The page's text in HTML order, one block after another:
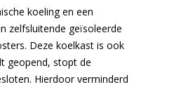
koeling en een
zelfsluitende geïsoleerde
Deze koelkast is ook
geopend, stopt de
Hierdoor verminderd